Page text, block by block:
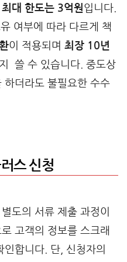
최대 한도는 3억원입니다.
여부에 따라 다르게 책
이 적용되며 최장 10년
쓸 수 있습니다. 중도상
하더라도 불필요한 수수
스 신청
도의 서류 제출 과정이
고객의 정보를 스크래
합니다. 단, 신청자의